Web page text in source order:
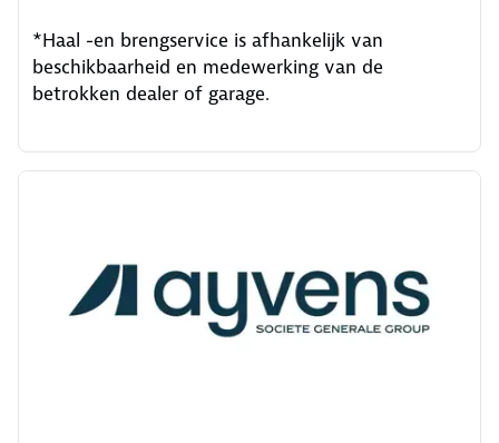
*Haal -en brengservice is afhankelijk van
beschikbaarheid en medewerking van de
betrokken dealer of garage.